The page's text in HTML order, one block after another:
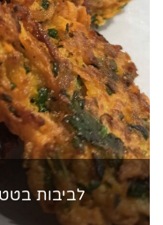
לביבות